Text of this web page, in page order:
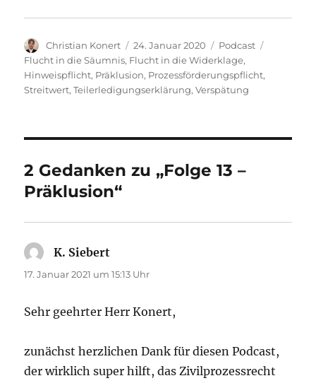
Autor
Christian Konert
Veröffentlicht
am
24. Januar 2020 Kategorien
Podcast
Flucht in die Säumnis, Flucht in die Widerklage,
Hinweispflicht, Präklusion, Prozessförderungspflicht,
Streitwert,Teilerledigungserklärung,Verspätung
2 Gedanken zu „Folge 13 –
Präklusion“
K. Siebert
17. Januar 2021 um 15:13 Uhr
Sehr geehrter Herr Konert,
zunächst herzlichen Dank für diesen Podcast,
der wirklich super hilft, das Zivilprozessrecht